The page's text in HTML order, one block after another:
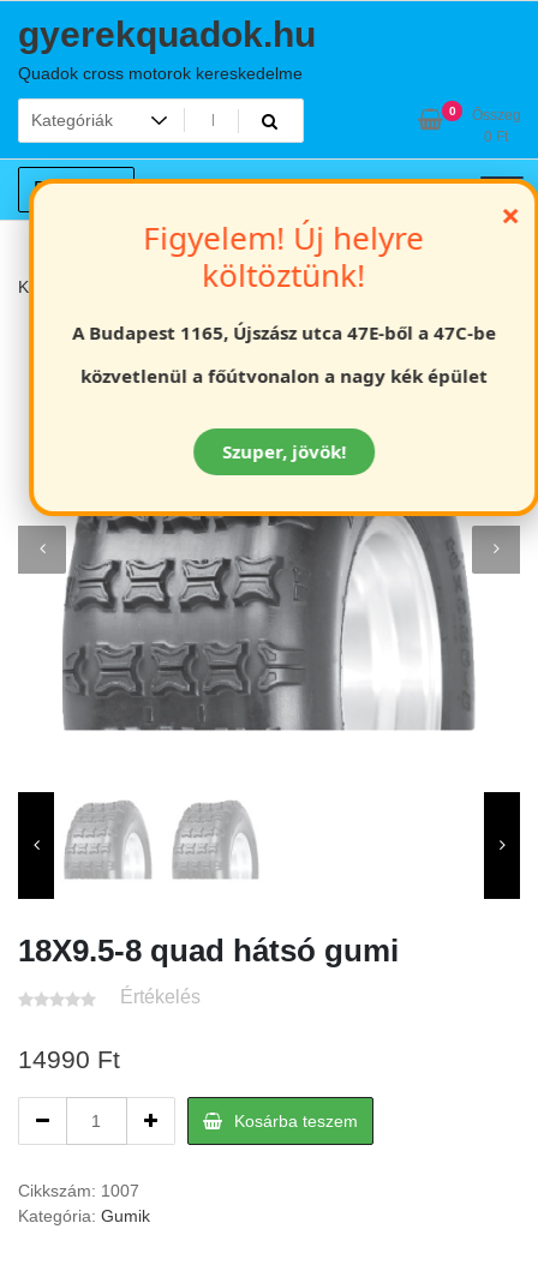
gyerekquadok.hu
Quadok cross motorok kereskedelme
0
Összeg
0 Ft
Fiókom
Kezdőlap 18X9.5-8 quad hátsó gumi
18X9.5-8 quad hátsó gumi
Értékelés
14990 Ft
hátsó
gumi
Kosárba teszem
Cikkszám: 1007
Kategória: Gumik
×
Figyelem! Új helyre
költöztünk!
A Budapest 1165, Újszász utca 47E-ből a 47C-be
közvetlenül a főútvonalon a nagy kék épület
Szuper, jövök!